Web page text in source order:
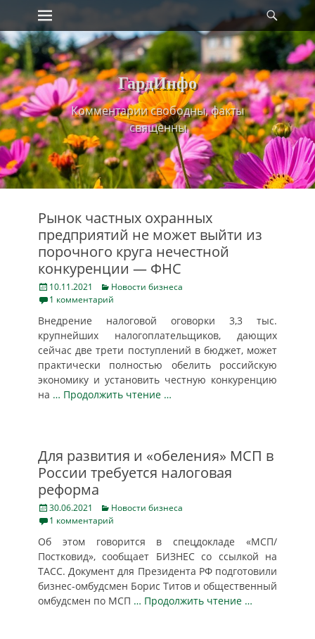
Skip
to
content
Primary Menu
ГардИнфо
Комментарии свободны, факты
священны
Рынок частных охранных
предприятий не может выйти из
порочного круга нечестной
конкуренции — ФНС
Posted
on
10.11.2021 Categories
Новости бизнеса
1 комментарий
Внедрение налоговой оговорки 3,3 тыс.
крупнейших налогоплательщиков, дающих
сейчас две трети поступлений в бюджет, может
практически полностью обелить российскую
экономику и установить честную конкуренцию
на … Продолжить чтение …
Для развития и «обеления» МСП в
России требуется налоговая
реформа
Posted
on
30.06.2021 Categories
Новости бизнеса
1 комментарий
Об этом говорится в спецдокладе «МСП/
Постковид», сообщает БИЗНЕС со ссылкой на
ТАСС. Документ для Президента РФ подготовили
бизнес-омбудсмен Борис Титов и общественный
омбудсмен по МСП … Продолжить чтение …